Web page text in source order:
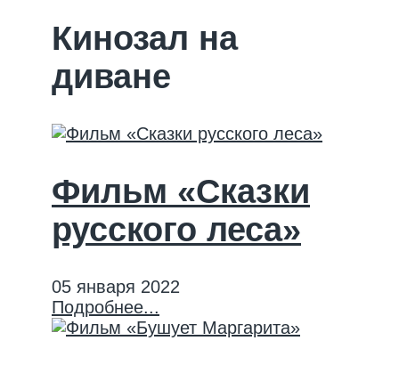
Кинозал на
диване
Фильм «Сказки
русского леса»
05 января 2022
Подробнее...